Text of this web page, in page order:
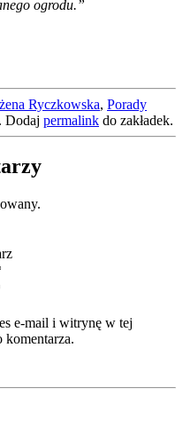
ogrodu.”
Ryczkowska, Porady
. Dodaj permalink do zakładek.
e-mail i witrynę w tej
komentarza.